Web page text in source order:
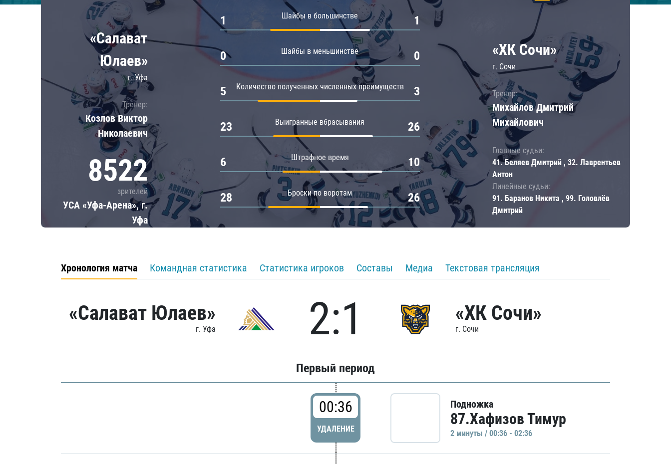
Локомотив
ЦСКА
«Салават
Юлаев»
г. Уфа
Тренер:
Козлов Виктор
Николаевич
8522
зрителей
УСА «Уфа-Арена», г.
Уфа
Шайбы в большинстве
1 1
Шайбы в меньшинстве
0 0
Количество полученных численных преимуществ
5 3
Выигранные вбрасывания
23 26
Штрафное время
6 10
Броски по воротам
28 26
«ХК Сочи»
г. Сочи
Тренер:
Михайлов Дмитрий
Михайлович
Главные судьи:
41. Беляев Дмитрий , 32. Лаврентьев
Антон
Линейные судьи:
91. Баранов Никита , 99. Головлёв
Дмитрий
Хронология матча Командная статистика Статистика игроков Составы Медиа Текстовая трансляция
«Салават Юлаев»
г. Уфа 2:1 «ХК Сочи»
г. Сочи
Первый период
00:36
УДАЛЕНИЕ
Подножка
87.Хафизов Тимур
2 минуты / 00:36 - 02:36